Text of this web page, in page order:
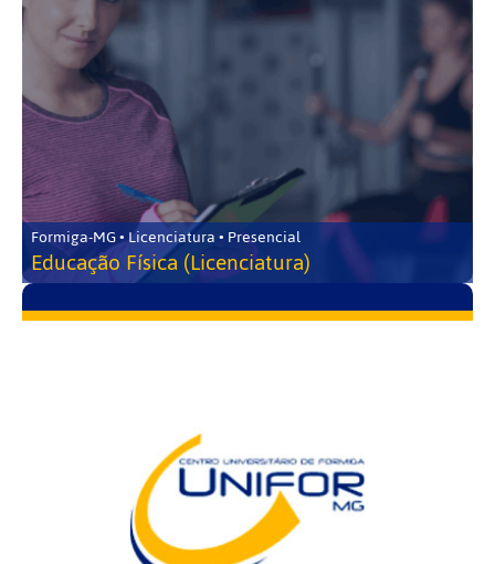
Formiga-MG • Licenciatura • Presencial
Educação Física (Licenciatura)